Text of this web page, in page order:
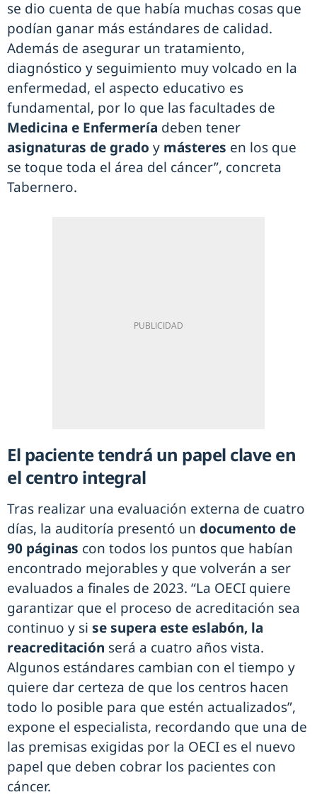
se dio cuenta de que había muchas cosas que
podían ganar más estándares de calidad.
Además de asegurar un tratamiento,
diagnóstico y seguimiento muy volcado en la
enfermedad, el aspecto educativo es
fundamental, por lo que las facultades de
Medicina e Enfermería deben tener
asignaturas de grado y másteres en los que
se toque toda el área del cáncer”, concreta
Tabernero.
El paciente tendrá un papel clave en
el centro integral
Tras realizar una evaluación externa de cuatro
días, la auditoría presentó un documento de
90 páginas con todos los puntos que habían
encontrado mejorables y que volverán a ser
evaluados a finales de 2023. “La OECI quiere
garantizar que el proceso de acreditación sea
continuo y si se supera este eslabón, la
reacreditación será a cuatro años vista.
Algunos estándares cambian con el tiempo y
quiere dar certeza de que los centros hacen
todo lo posible para que estén actualizados”,
expone el especialista, recordando que una de
las premisas exigidas por la OECI es el nuevo
papel que deben cobrar los pacientes con
cáncer.